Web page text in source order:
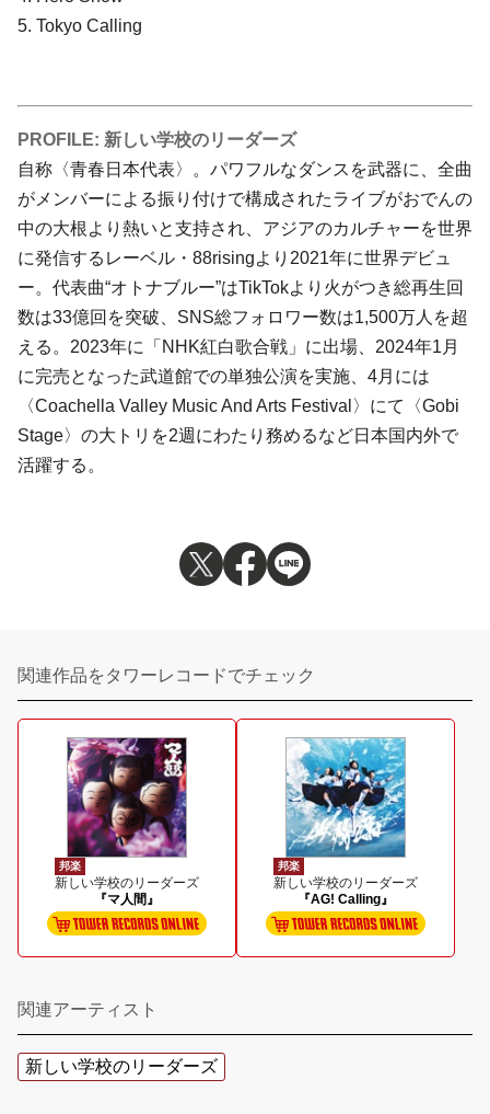
5. Tokyo Calling
PROFILE: 新しい学校のリーダーズ
自称〈青春日本代表〉。パワフルなダンスを武器に、全曲
がメンバーによる振り付けで構成されたライブがおでんの
中の大根より熱いと支持され、アジアのカルチャーを世界
に発信するレーベル・88risingより2021年に世界デビュ
ー。代表曲“オトナブルー”はTikTokより火がつき総再生回
数は33億回を突破、SNS総フォロワー数は1,500万人を超
える。2023年に「NHK紅白歌合戦」に出場、2024年1月
に完売となった武道館での単独公演を実施、4月には
〈Coachella Valley Music And Arts Festival〉にて〈Gobi
Stage〉の大トリを2週にわたり務めるなど日本国内外で
活躍する。
関連作品をタワーレコードでチェック
邦楽
新しい学校のリーダーズ
『マ人間』
邦楽
新しい学校のリーダーズ
『AG! Calling』
関連アーティスト
新しい学校のリーダーズ